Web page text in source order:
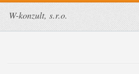
W-konzult, s.r.o.